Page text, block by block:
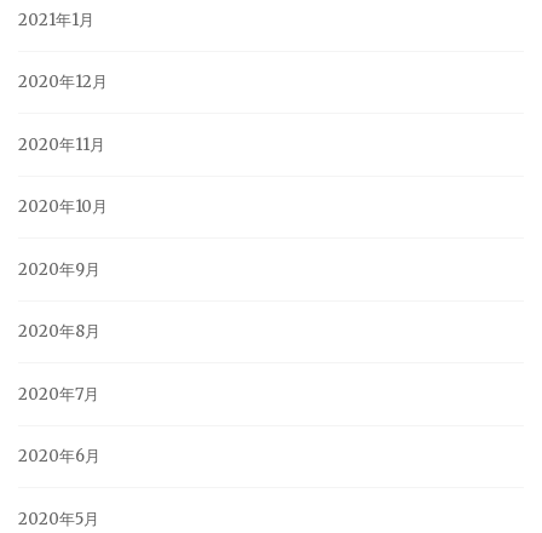
2021年1月
2020年12月
2020年11月
2020年10月
2020年9月
2020年8月
2020年7月
2020年6月
2020年5月